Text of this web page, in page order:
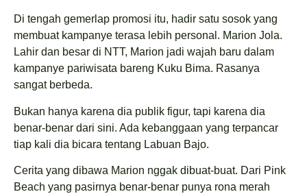
Di tengah gemerlap promosi itu, hadir satu sosok yang
membuat kampanye terasa lebih personal. Marion Jola.
Lahir dan besar di NTT, Marion jadi wajah baru dalam
kampanye pariwisata bareng Kuku Bima. Rasanya
sangat berbeda.
Bukan hanya karena dia publik figur, tapi karena dia
benar-benar dari sini. Ada kebanggaan yang terpancar
tiap kali dia bicara tentang Labuan Bajo.
Cerita yang dibawa Marion nggak dibuat-buat. Dari Pink
Beach yang pasirnya benar-benar punya rona merah